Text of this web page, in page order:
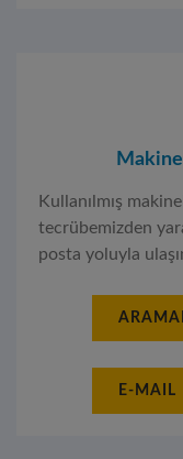
Makine
Kullanılmış
tecrübemizden
posta yoluyla
E-MAIL